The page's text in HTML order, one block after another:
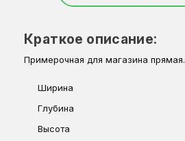
Краткое описание:
Примерочная для магазина прямая.
Ширина
Глубина
Высота